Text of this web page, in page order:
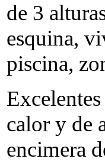
de 3
esquina,
piscina,
calor y de
encimera